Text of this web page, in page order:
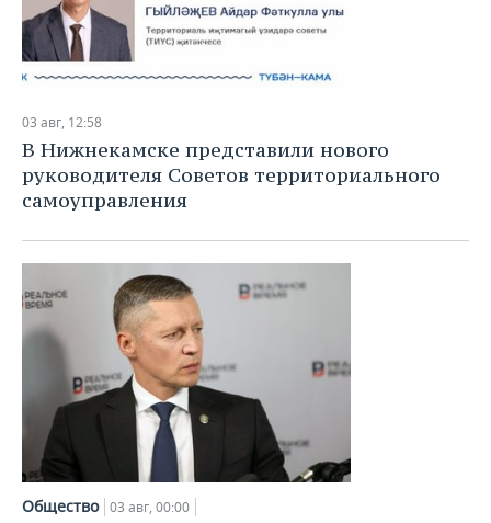
03 авг, 12:58
В Нижнекамске представили нового
руководителя Советов территориального
самоуправления
Общество 03 авг, 00:00